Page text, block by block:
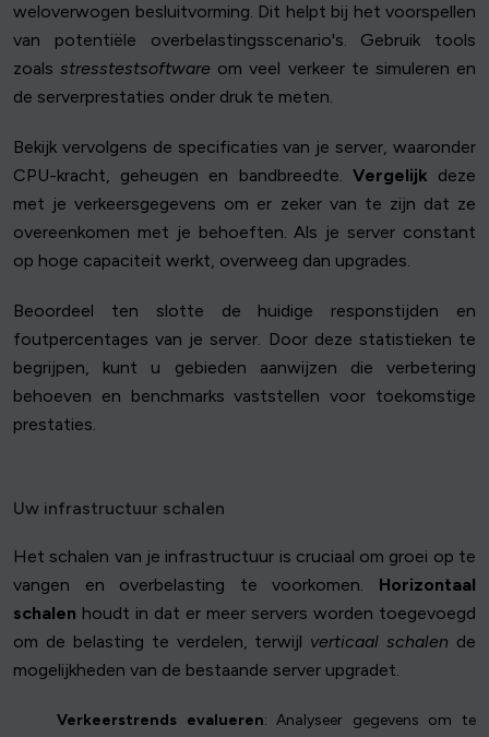
weloverwogen besluitvorming. Dit helpt bij het voorspellen
van potentiële overbelastingsscenario's. Gebruik tools
zoalsstresstestsoftware om veel verkeer te simuleren en
de serverprestaties onder druk te meten.
Bekijk vervolgens de specificaties van je server, waaronder
CPU-kracht, geheugen en bandbreedte. Vergelijk deze
met je verkeersgegevens om er zeker van te zijn dat ze
overeenkomen met je behoeften. Als je server constant
op hoge capaciteit werkt, overweeg dan upgrades.
Beoordeel ten slotte de huidige responstijden en
foutpercentages van je server. Door deze statistieken te
begrijpen, kunt u gebieden aanwijzen die verbetering
behoeven en benchmarks vaststellen voor toekomstige
prestaties.
Uw infrastructuur schalen
Het schalen van je infrastructuur is cruciaal om groei op te
vangen en overbelasting te voorkomen. Horizontaal
schalen houdt in dat er meer servers worden toegevoegd
om de belasting te verdelen, terwijl verticaal schalen de
mogelijkheden van de bestaande server upgradet.
Verkeerstrends evalueren: Analyseer gegevens om te